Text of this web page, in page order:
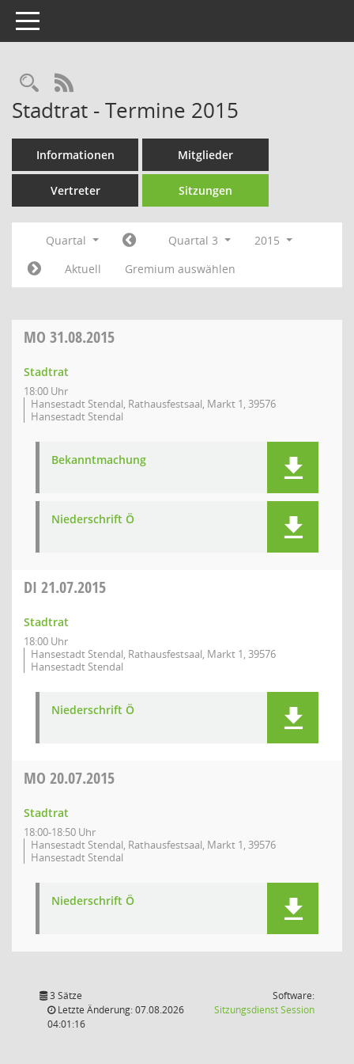
Toggle navigation
Rechercheauswahl
RSS-Feed
Stadtrat - Termine 2015
Informationen Mitglieder
Vertreter Sitzungen
Quartal Quartal 3
2015
Aktuell
Gremium auswählen
MO 31.08.2015
Stadtrat
18:00 Uhr
Hansestadt Stendal, Rathausfestsaal, Markt 1, 39576
Hansestadt Stendal
Bekanntmachung
Niederschrift Ö
DI 21.07.2015
Stadtrat
18:00 Uhr
Hansestadt Stendal, Rathausfestsaal, Markt 1, 39576
Hansestadt Stendal
Niederschrift Ö
MO 20.07.2015
Stadtrat
18:00-18:50 Uhr
Hansestadt Stendal, Rathausfestsaal, Markt 1, 39576
Hansestadt Stendal
Niederschrift Ö
3 Sätze
Letzte Änderung: 07.08.2026
04:01:16
Software:
SitzungsdienstSession(Wird in